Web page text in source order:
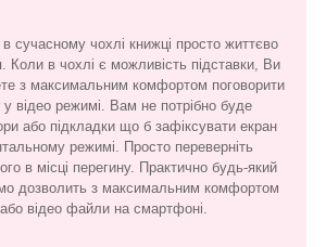
в сучасному чохлі книжці просто життєво
Коли в чохлі є можливість підставки, Ви
з максимальним комфортом поговорити
відео режимі. Вам не потрібно буде
або підкладки що б зафіксувати екран
режимі. Просто переверніть
в місці перегину. Практично будь-який
дозволить з максимальним комфортом
відео файли на смартфоні.